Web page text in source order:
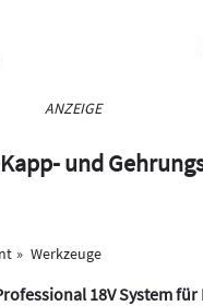
ANZEIGE
und
Werkzeuge
18V System